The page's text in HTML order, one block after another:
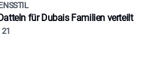
für Dubais Familien verteilt